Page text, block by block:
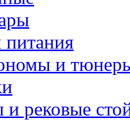
питания
и
и рековые